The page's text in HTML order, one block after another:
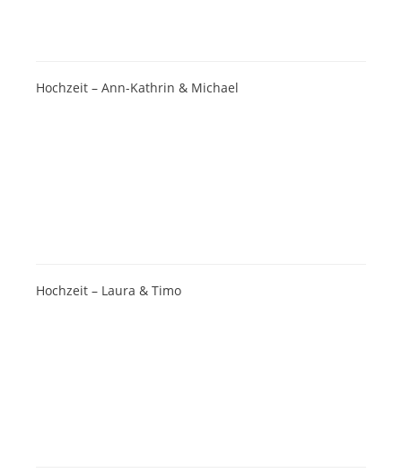
Hochzeit – Ann-Kathrin & Michael
Hochzeit – Laura & Timo